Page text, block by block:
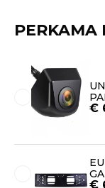
PERKAMA
€
€